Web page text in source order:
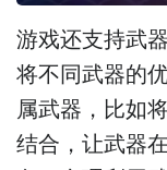
游戏还支持武
将不同武器的
属武器，比如
结合，让武器